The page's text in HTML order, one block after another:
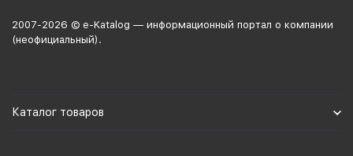
2007-2026 © e-Katalog — информационный портал о компании
(неофициальный).
Каталог товаров